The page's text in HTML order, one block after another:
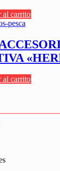
al carrito
al carrito